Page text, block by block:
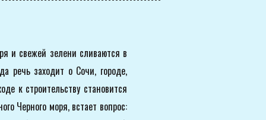
и свежей зелени сливаются в
речь заходит о Сочи, городе,
к строительству становится
Черного моря, встает вопрос: